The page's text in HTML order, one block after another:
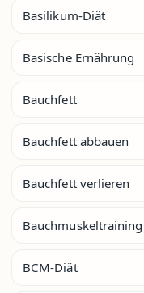
Basilikum-Diät
Basische Ernährung
Bauchfett
Bauchfett abbauen
Bauchfett verlieren
Bauchmuskeltraining
BCM-Diät